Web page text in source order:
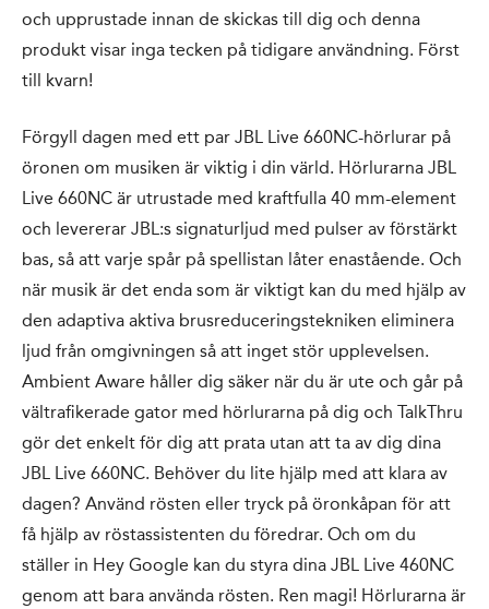
och upprustade innan de skickas till dig och denna
produkt visar inga tecken på tidigare användning. Först
till kvarn!
Förgyll dagen med ett par JBL Live 660NC-hörlurar på
öronen om musiken är viktig i din värld. Hörlurarna JBL
Live 660NC är utrustade med kraftfulla 40 mm-element
och levererar JBL:s signaturljud med pulser av förstärkt
bas, så att varje spår på spellistan låter enastående. Och
när musik är det enda som är viktigt kan du med hjälp av
den adaptiva aktiva brusreduceringstekniken eliminera
ljud från omgivningen så att inget stör upplevelsen.
Ambient Aware håller dig säker när du är ute och går på
vältrafikerade gator med hörlurarna på dig och TalkThru
gör det enkelt för dig att prata utan att ta av dig dina
JBL Live 660NC. Behöver du lite hjälp med att klara av
dagen? Använd rösten eller tryck på öronkåpan för att
få hjälp av röstassistenten du föredrar. Och om du
ställer in Hey Google kan du styra dina JBL Live 460NC
genom att bara använda rösten. Ren magi! Hörlurarna är